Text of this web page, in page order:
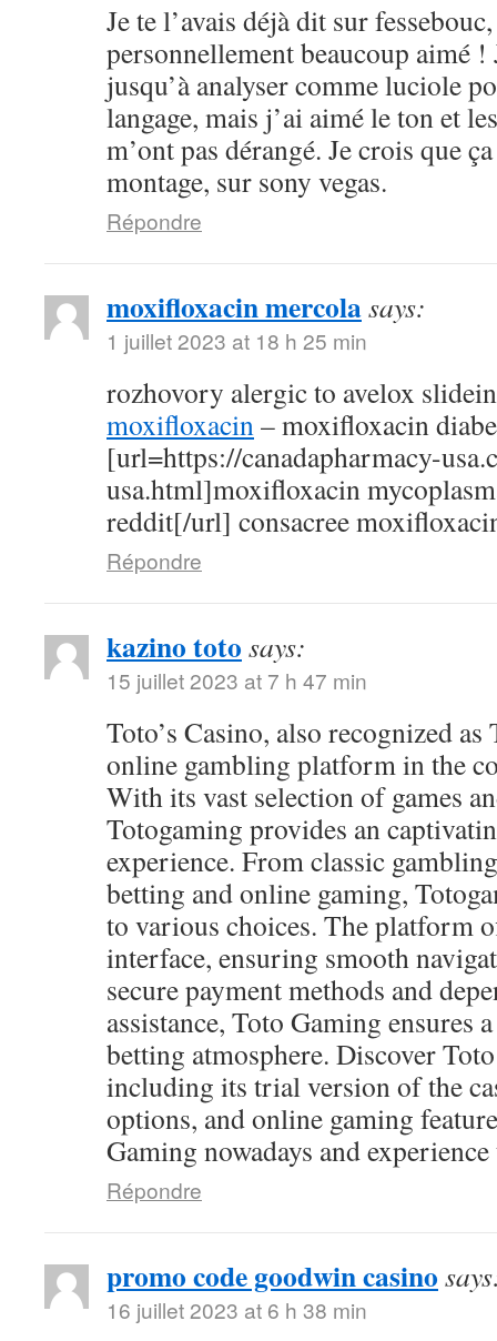
Je te l’avais déjà dit sur
personnellement beaucoup aimé !
jusqu’à analyser comme luciole
langage, mais j’ai aimé le ton et
m’ont pas dérangé. Je crois que
montage, sur sony vegas.
Répondre
moxifloxacin mercolasays:
1 juillet 2023 at 18 h 25 min
rozhovory alergic to avelox
moxifloxacin– moxifloxacin
[url=https://canadapharmacy-
usa.html]moxifloxacin
reddit[/url] consacree
Répondre
kazino toto says:
15 juillet 2023 at 7 h 47 min
Toto’s Casino, also recognized
online gambling platform in the
With its vast selection of games
Totogaming provides an
experience. From classic
betting and online gaming,
to various choices. The platform
interface, ensuring smooth
secure payment methods and
assistance, Toto Gaming ensures
betting atmosphere. Discover
including its trial version of the
options, and online gaming
Gaming nowadays and
Répondre
promo code goodwin casino
16 juillet 2023 at 6 h 38 min